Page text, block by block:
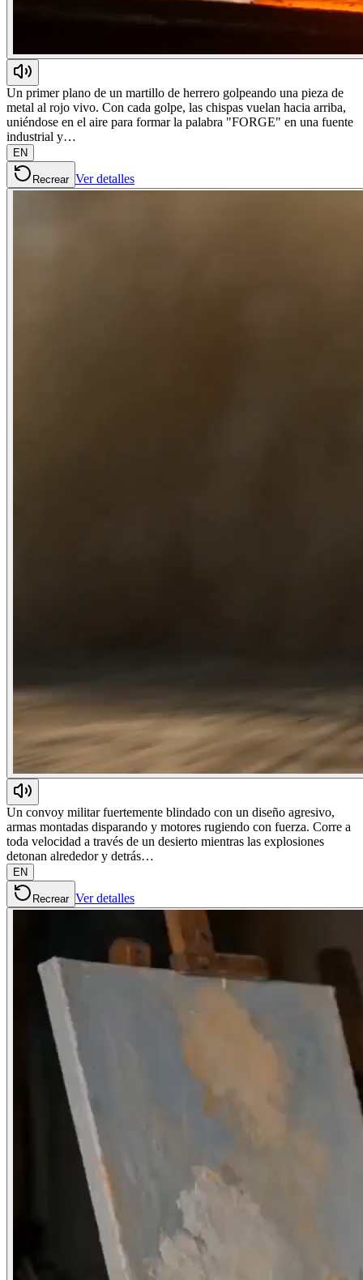
Un primer plano de un martillo de herrero golpeando una pieza de
metal al rojo vivo. Con cada golpe, las chispas vuelan hacia arriba,
uniéndose en el aire para formar la palabra "FORGE" en una fuente
industrial y…
EN
Recrear Ver detalles
Un convoy militar fuertemente blindado con un diseño agresivo,
armas montadas disparando y motores rugiendo con fuerza. Corre a
toda velocidad a través de un desierto mientras las explosiones
detonan alrededor y detrás…
EN
Recrear Ver detalles